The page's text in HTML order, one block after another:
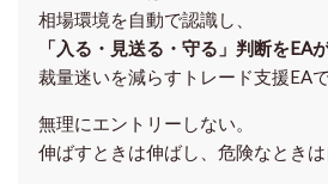
相場環境を自動で認識し、
「入る・見送る・守る」判断をEA
裁量迷いを減らすトレード支援EAで
無理にエントリーしない。
伸ばすときは伸ばし、危険なときは